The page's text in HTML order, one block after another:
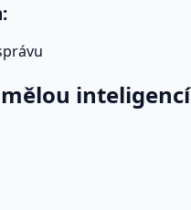
inteligencí